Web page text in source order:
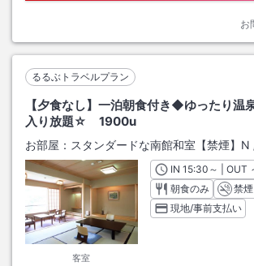
お
るるぶトラベルプラン
【夕食なし】一泊朝食付き◆ゆったり
入り放題☆ 1900u
お部屋： スタンダードな南館和室【禁煙】N
客室
INチェックイン
15:30 ～ | OUT
朝食のみ
禁煙
現地/事前支払い